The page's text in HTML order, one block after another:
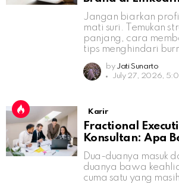
Jangan biarkan
mati suri. Temukan
panjang, cara
tips menghindari
by Jati Sunarto
July 27, 2026,
Karir
Fractional
Konsultan: Apa
Dua-duanya masuk
duanya bawa
cuma satu yang